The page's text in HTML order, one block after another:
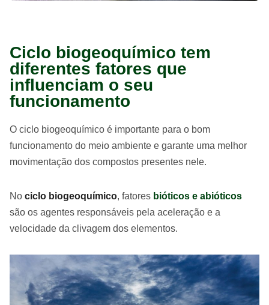
Ciclo biogeoquímico tem
diferentes fatores que
influenciam o seu
funcionamento
O ciclo biogeoquímico é importante para o bom
funcionamento do meio ambiente e garante uma melhor
movimentação dos compostos presentes nele.
No ciclo biogeoquímico, fatores bióticos e abióticos
são os agentes responsáveis pela aceleração e a
velocidade da clivagem dos elementos.